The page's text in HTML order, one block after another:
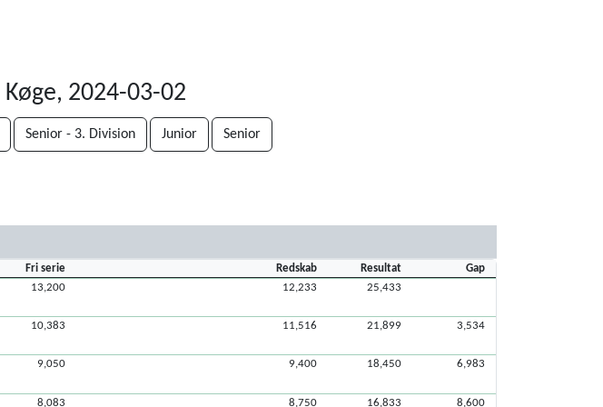
Køge, 2024-03-02
Senior - 3. Division Junior Senior
Fri serie Redskab Resultat
Gap
13,200 12,233 25,433
10,383 11,516 21,899 3,534
9,050 9,400 18,450 6,983
8,083 8,750 16,833 8,600